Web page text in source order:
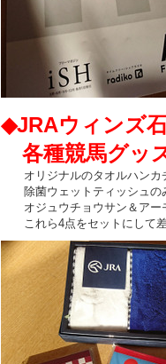
◆JRAウィンズ
各種競馬グッ
オリジナルのタオルハンカ
除菌ウェットティッシュの
オジュウチョウサン＆アー
これら4点をセットにして差